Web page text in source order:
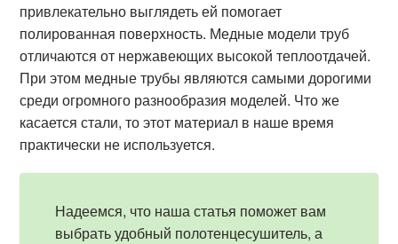
привлекательно выглядеть ей помогает
полированная поверхность. Медные модели труб
отличаются от нержавеющих высокой теплоотдачей.
При этом медные трубы являются самыми дорогими
среди огромного разнообразия моделей. Что же
касается стали, то этот материал в наше время
практически не используется.
Надеемся, что наша статья поможет вам
выбрать удобный полотенцесушитель, а